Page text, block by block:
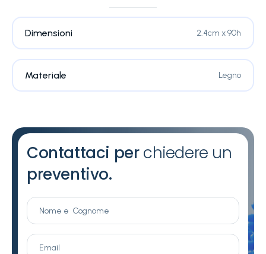
Dimensioni 2.4cm x 90h
Materiale Legno
Contattaci perchiedere un
preventivo.